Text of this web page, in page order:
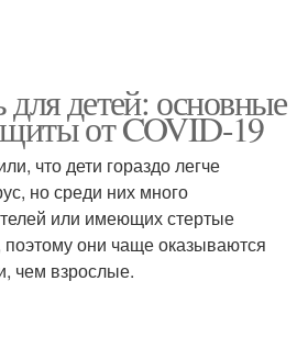
для детей: основные
от COVID-19
что дети гораздо легче
но среди них много
или имеющих стертые
они чаще оказываются
чем взрослые.